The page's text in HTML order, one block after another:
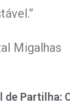
Migalhas
de Partilha: